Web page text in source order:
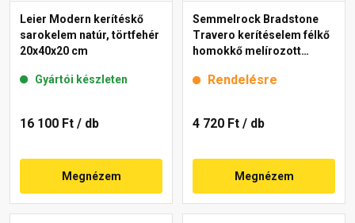
Leier Modern kerítéskő
sarokelem natúr, törtfehér
20x40x20 cm
Gyártói készleten
16 100 Ft / db
Megnézem
Semmelrock Bradstone
Travero kerítéselem félkő
homokkő melírozott
Rendelésre
4 720 Ft / db
Megnézem